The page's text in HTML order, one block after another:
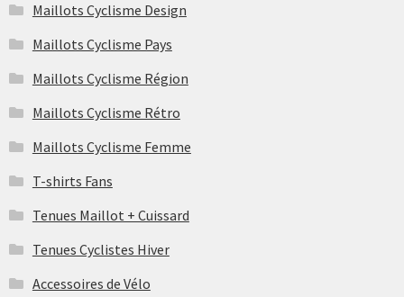
Maillots Cyclisme Design
Maillots Cyclisme Pays
Maillots Cyclisme Région
Maillots Cyclisme Rétro
Maillots Cyclisme Femme
T-shirts Fans
Tenues Maillot + Cuissard
Tenues Cyclistes Hiver
Accessoires de Vélo